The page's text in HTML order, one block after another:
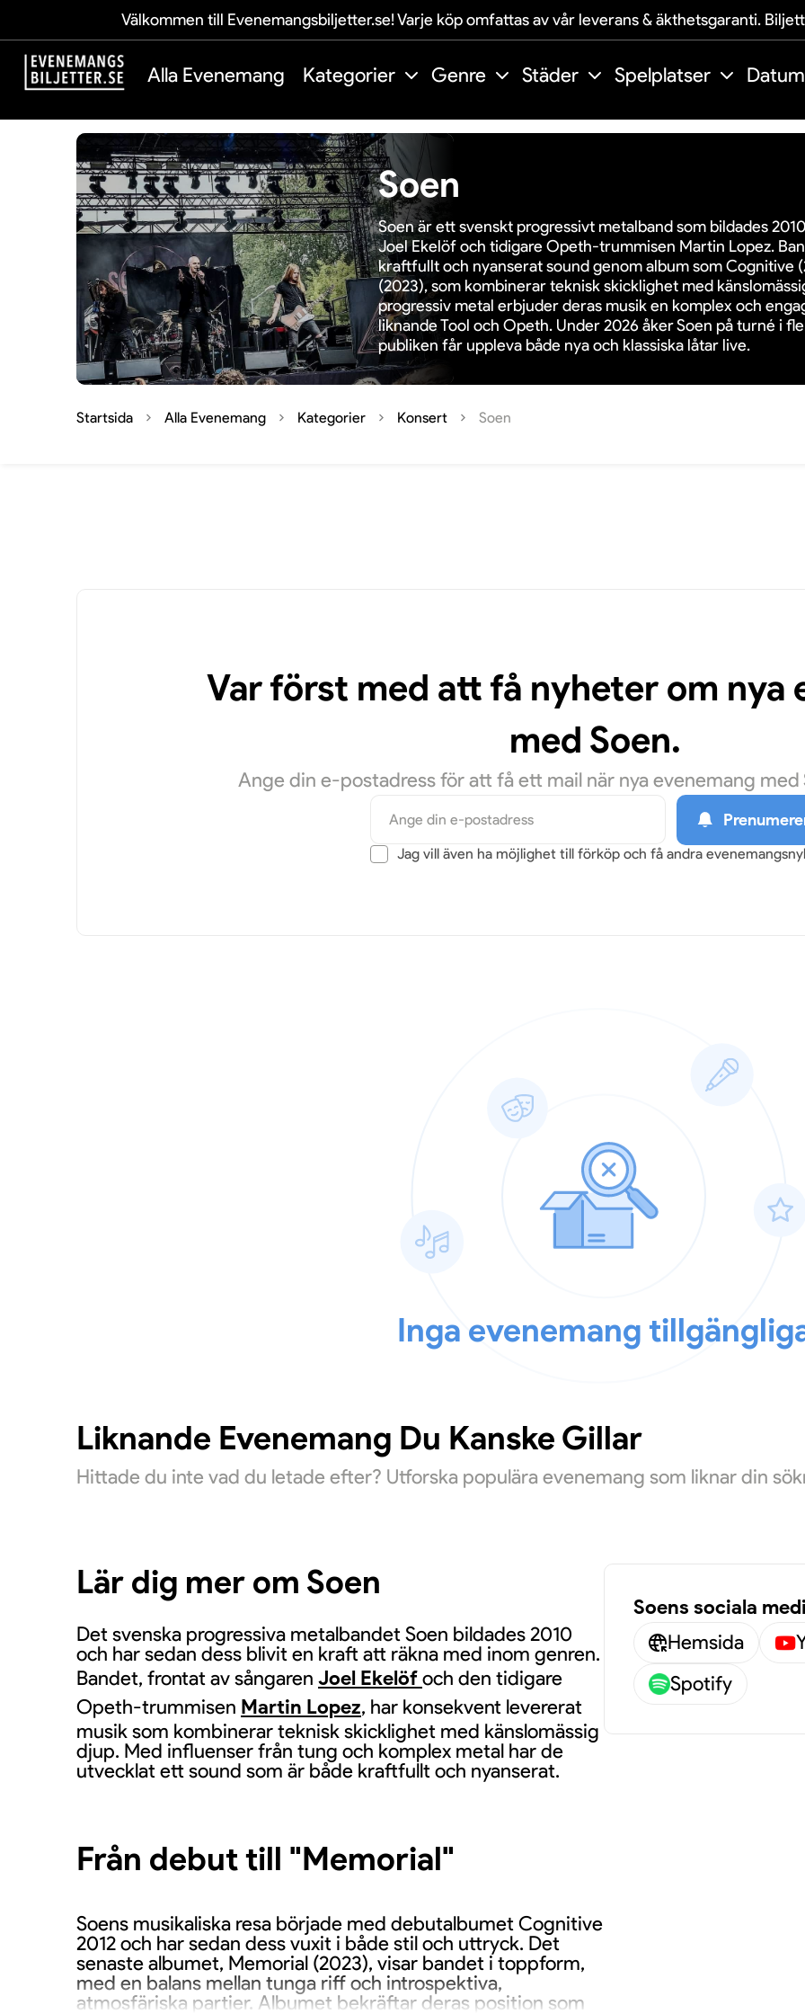
Välkommen till Evenemangsbiljetter.se! Varje köp omfattas av vår leverans & äkthetsgaranti.
Alla Evenemang Kategorier Genre Städer Spelplatser Datum
Soen
Soen är ett svenskt progressivt metalband som bildades
Joel Ekelöf och tidigare Opeth-trummisen Martin Lopez.
kraftfullt och nyanserat sound genom album som Cognitive
(2023), som kombinerar teknisk skicklighet med
progressiv metal erbjuder deras musik en komplex och
liknande Tool och Opeth. Under 2026 åker Soen på turné i
publiken får uppleva både nya och klassiska låtar live.
Startsida Alla Evenemang Kategorier Konsert Soen
Var först med att få nyheter om nya
med Soen.
Ange din e-postadress för att få ett mail när nya evenemang med
Jag vill även ha möjlighet till förköp och få andra
Inga evenemang
Liknande Evenemang Du Kanske Gillar
Hittade du inte vad du letade efter? Utforska populära evenemang som liknar din
Lär dig mer om Soen
Det svenska progressiva metalbandet Soen bildades 2010
och har sedan dess blivit en kraft att räkna med inom genren.
Bandet, frontat av sångaren Joel Ekelöfoch den tidigare
Opeth-trummisen Martin Lopez, har konsekvent levererat
musik som kombinerar teknisk skicklighet med känslomässig
djup. Med influenser från tung och komplex metal har de
utvecklat ett sound som är både kraftfullt och nyanserat.
Från debut till "Memorial"
Soens musikaliska resa började med debutalbumet Cognitive
2012 och har sedan dess vuxit i både stil och uttryck. Det
senaste albumet, Memorial (2023), visar bandet i toppform,
med en balans mellan tunga riff och introspektiva,
atmosfäriska partier. Albumet bekräftar deras position som
Soens sociala
Hemsida
Spotify